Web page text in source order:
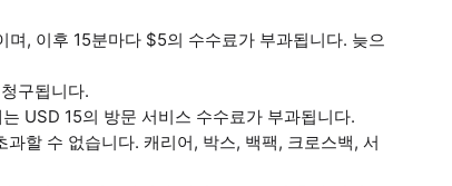
, 이후 15분마다 $5의 수수료가 부과됩니다. 늦으
구됩니다.
USD 15의 방문 서비스 수수료가 부과됩니다.
할 수 없습니다. 캐리어, 박스, 백팩, 크로스백, 서